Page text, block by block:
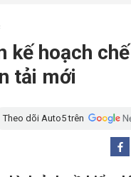
kế hoạch
tải mới
Theo dõi Auto5 trên